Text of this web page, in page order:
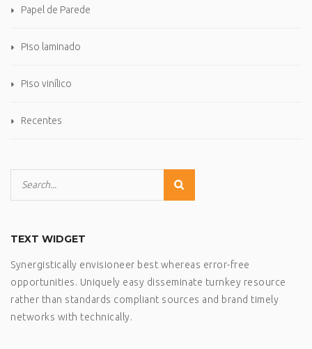
Papel de Parede
Piso laminado
Piso vinílico
Recentes
TEXT WIDGET
Synergistically envisioneer best whereas error-free
opportunities. Uniquely easy disseminate turnkey resource
rather than standards compliant sources and brand timely
networks with technically.